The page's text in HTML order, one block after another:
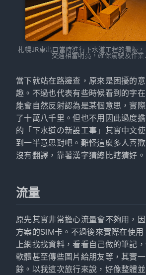
札幌JR東出口當時進行下水道工程的看板
交通相當明亮，確保駕駛及作業
當下就站在路邊查，原來是困擾的
趣。不過也代表有些時候看到的字
能會自然反射認為是某個意思，實
了十萬八千里。但也不用因此過度
的「下水道の新設工事」其實中文
到一半意思對吧。難怪這麼多人喜
沒有翻譯，靠著漢字猜總比瞎猜好。
流量
原先其實非常擔心流量會不夠用，
方案的SIM卡。不過後來實際在使
上網找找資料，看看自己做的筆記
軟體甚至傳些圖片給朋友等，其實
餘。以我這次旅行來說，好像整體